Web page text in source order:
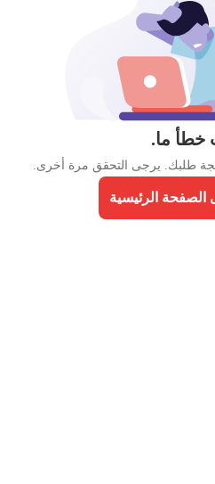
ما.
طلبك. يرجى التحقق مرة أخرى.
الصفحة الرئيسية